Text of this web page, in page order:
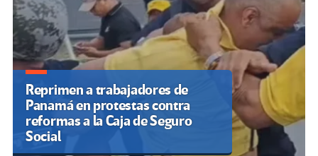
Reprimen a trabajadores de
Panamá en protestas contra
reformas a la Caja de Seguro
Social